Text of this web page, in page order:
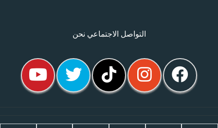
التواصل الاجتماعي نحن